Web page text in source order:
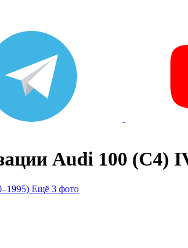
Audi 100 (C4)
Ещё 3 фото